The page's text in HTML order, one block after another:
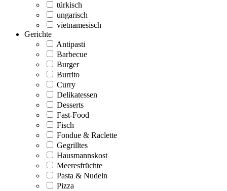
türkisch
ungarisch
vietnamesisch
Gerichte
Antipasti
Barbecue
Burger
Burrito
Curry
Delikatessen
Desserts
Fast-Food
Fisch
Fondue & Raclette
Gegrilltes
Hausmannskost
Meeresfrüchte
Pasta & Nudeln
Pizza